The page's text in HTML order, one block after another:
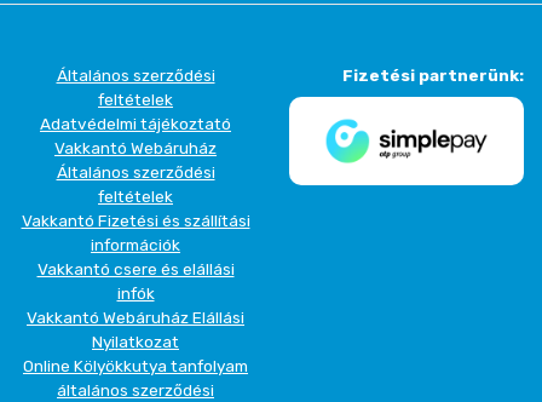
Általános szerződési
feltételek
Adatvédelmi tájékoztató
Vakkantó Webáruház
Általános szerződési
feltételek
Vakkantó Fizetési és szállítási
információk
Vakkantó csere és elállási
infók
Vakkantó Webáruház Elállási
Nyilatkozat
Online Kölyökkutya tanfolyam
általános szerződési
Fizetési partnerünk: